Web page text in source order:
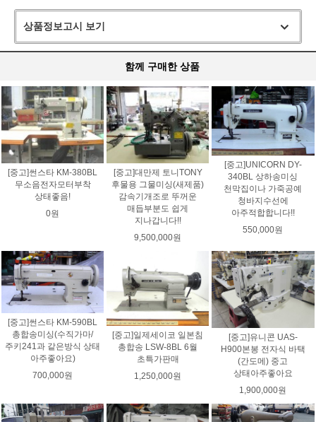
상품정보고시 보기
함께 구매한 상품
[중고]썬스타 KM-380BL
무소음전자모터부착
상태좋음!
0원
[중고]대만제 토니TONY
후물용 그물미싱(새제품)
감속기개조로 뚜꺼운
매듭부분도 쉽게
지나갑니다!!
9,500,000원
[중고]UNICORN DY-
340BL 상하송미싱
천막집이나 가죽공예
청바지수선에
아주적합합니다!!
550,000원
[중고]썬스타 KM-590BL
총합송미싱(수직가마/
주키241과 같은방식 상태
아주좋아요)
700,000원
[중고]일제세이코 일본침
총합송 LSW-8BL 6월
초특가판매
1,250,000원
[중고]유니콘 UAS-
H900본봉 전자식 바택
(간도메) 중고
상태아주좋아요
1,900,000원